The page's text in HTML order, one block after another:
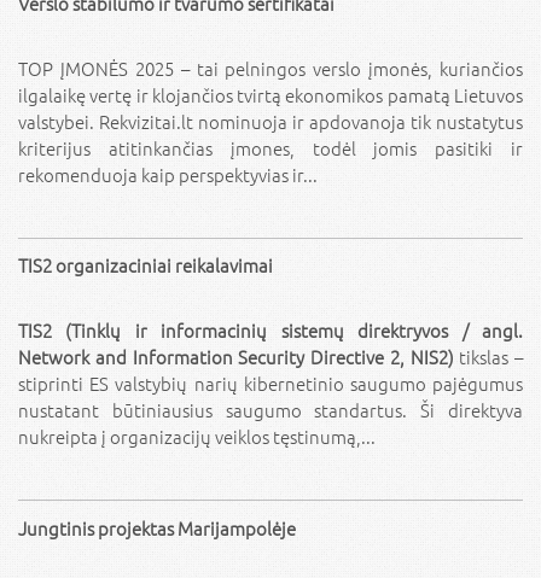
TOP ĮMONĖS 2025 – tai pelningos verslo įmonės, kuriančios
ilgalaikę vertę ir klojančios tvirtą ekonomikos pamatą Lietuvos
valstybei. Rekvizitai.lt nominuoja ir apdovanoja tik nustatytus
kriterijus atitinkančias įmones, todėl jomis pasitiki ir
rekomenduoja kaip perspektyvias ir...
TIS2 organizaciniai reikalavimai
TIS2 (Tinklų ir informacinių sistemų direktryvos / angl.
Network and Information Security Directive 2, NIS2) tikslas –
stiprinti ES valstybių narių kibernetinio saugumo pajėgumus
nustatant būtiniausius saugumo standartus. Ši direktyva
nukreipta į organizacijų veiklos tęstinumą,...
Jungtinis projektas Marijampolėje